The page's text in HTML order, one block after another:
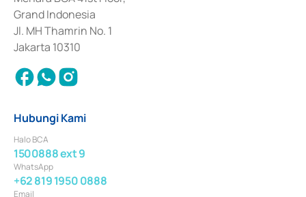
Surat Berharga Komersial yang izinnya diterbitkan pada tahun 2018.
Grand Indonesia
Jl. MH Thamrin No. 1
Jakarta 10310
Hubungi Kami
Halo BCA
1500888 ext 9
WhatsApp
+62 819 1950 0888
Email